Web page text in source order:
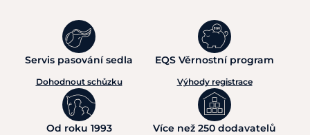
Servis pasování sedla
Dohodnout schůzku
EQS Věrnostní program
Výhody registrace
Od roku 1993 Více než 250 dodavatelů